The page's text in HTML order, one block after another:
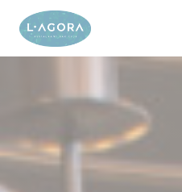
Panel for informasjonskapsler